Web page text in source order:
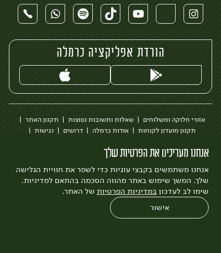
אנחנו מעריכים את הפרטיות שלך
אנחנו משתמשים בקבצי עוגיות כדי לשפר את חוויית הגלישה
שלך. המשך שימוש באתר מהווה הסכמה בהתאם למדיניות.
שימו לב לעדכון במדיניות הפרטיות של האתר.
אישור
הורדת אפליקציה כרמלה
אזורי חלוקה ומשלוחים שאלות ותשובות נפוצות
תקנון האתר
תקנון מועדון לקוחות
אודות כרמלה דרושים
נגישות
לצפייה בעדכון מדיניות פרטיות
עיצוב:3bears פיתוח:Quatro